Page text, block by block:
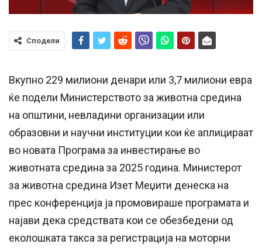
Сподели
Вкупно 229 милиони денари или 3,7 милиони евра
ќе подели Министерството за животна средина
на општини, невладини организации или
образовни и научни институции кои ќе аплицираат
во новата Програма за инвестирање во
животната средина за 2025 година. Министерот
за животна средина Изет Меџити денеска на
прес конференција ја промовираше програмата и
најави дека средствата кои се обезбедени од
еколошката такса за регистрација на моторни